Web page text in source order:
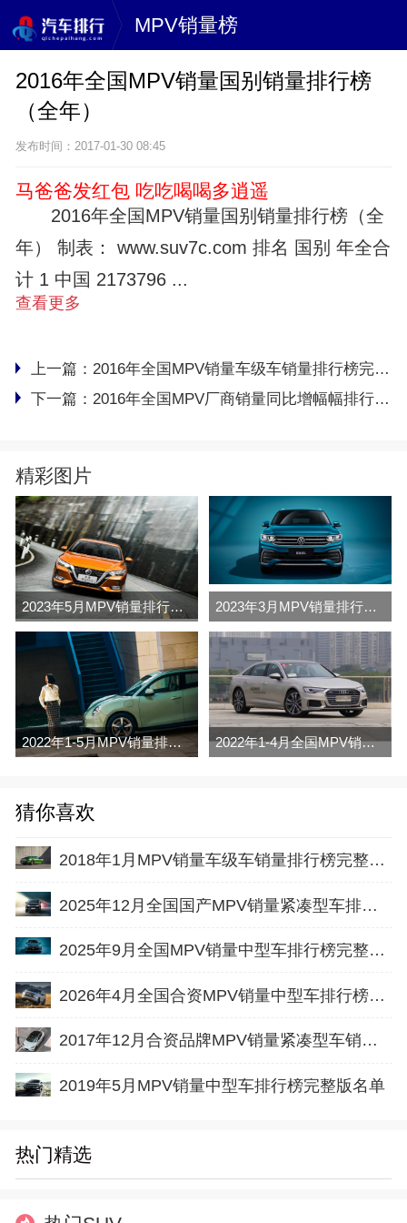
MPV销量榜
2016年全国MPV销量国别销量排行榜
（全年）
发布时间：2017-01-30 08:45
马爸爸发红包 吃吃喝喝多逍遥
2016年全国MPV销量国别销量排行榜（全
年） 制表： www.suv7c.com 排名 国别 年全合
计 1 中国 2173796 ...
查看更多
上一篇： 2016年全国MPV销量车级车销量排行榜完整版名单（全年）
下一篇： 2016年全国MPV厂商销量同比增幅幅排行榜完整版名单（全年）
精彩图片
2023年5月MPV销量排行榜完整版名单 2023年3月MPV销量排行榜完整版名单
2022年1-5月MPV销量排行榜 2022年1-4月全国MPV销量排行榜完整版
猜你喜欢
2018年1月MPV销量车级车销量排行榜完整版名单
2025年12月全国国产MPV销量紧凑型车排行榜完整版(零售量
2025年9月全国MPV销量中型车排行榜完整版(零售量
2026年4月全国合资MPV销量中型车排行榜完整版(出口量
2017年12月合资品牌MPV销量紧凑型车销量排行榜完整版名单
2019年5月MPV销量中型车排行榜完整版名单
热门精选